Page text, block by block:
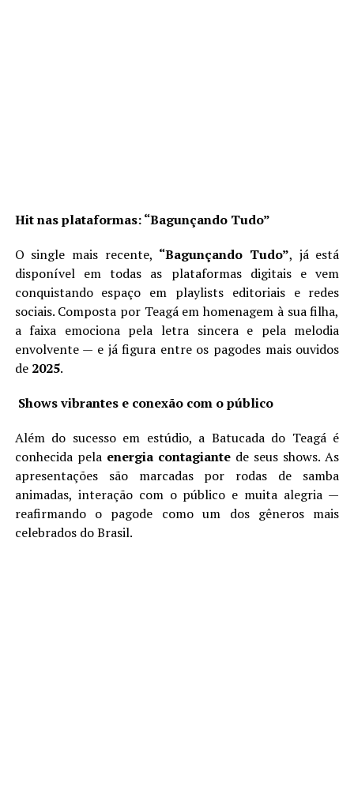
Hit nas plataformas: “Bagunçando Tudo”
O single mais recente, “Bagunçando Tudo”, já está
disponível em todas as plataformas digitais e vem
conquistando espaço em playlists editoriais e redes
sociais. Composta por Teagá em homenagem à sua filha,
a faixa emociona pela letra sincera e pela melodia
envolvente — e já figura entre os pagodes mais ouvidos
de 2025.
Shows vibrantes e conexão com o público
Além do sucesso em estúdio, a Batucada do Teagá é
conhecida pela energia contagiantede seus shows. As
apresentações são marcadas por rodas de samba
animadas, interação com o público e muita alegria —
reafirmando o pagode como um dos gêneros mais
celebrados do Brasil.